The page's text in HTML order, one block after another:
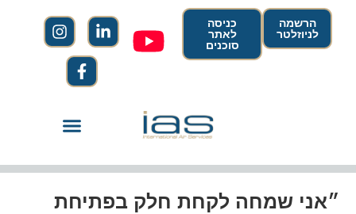
הרשמה
לניוזלטר
כניסה
לאתר
סוכנים
״אני שמחה לקחת חלק בפתיחת